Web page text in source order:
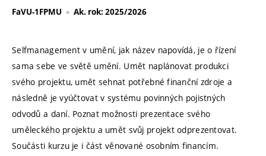
FaVU-1FPMU Ak. rok: 2025/2026
Selfmanagement v umění, jak název napovídá, je o řízení
sama sebe ve světě umění. Umět naplánovat produkci
svého projektu, umět sehnat potřebné finanční zdroje a
následně je vyúčtovat v systému povinných pojistných
odvodů a daní. Poznat možnosti prezentace svého
uměleckého projektu a umět svůj projekt odprezentovat.
Součásti kurzu je i část věnované osobním financím.